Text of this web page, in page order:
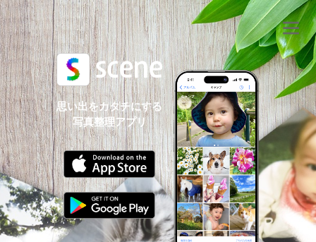
思い出をカタチにする
写真整理アプリ